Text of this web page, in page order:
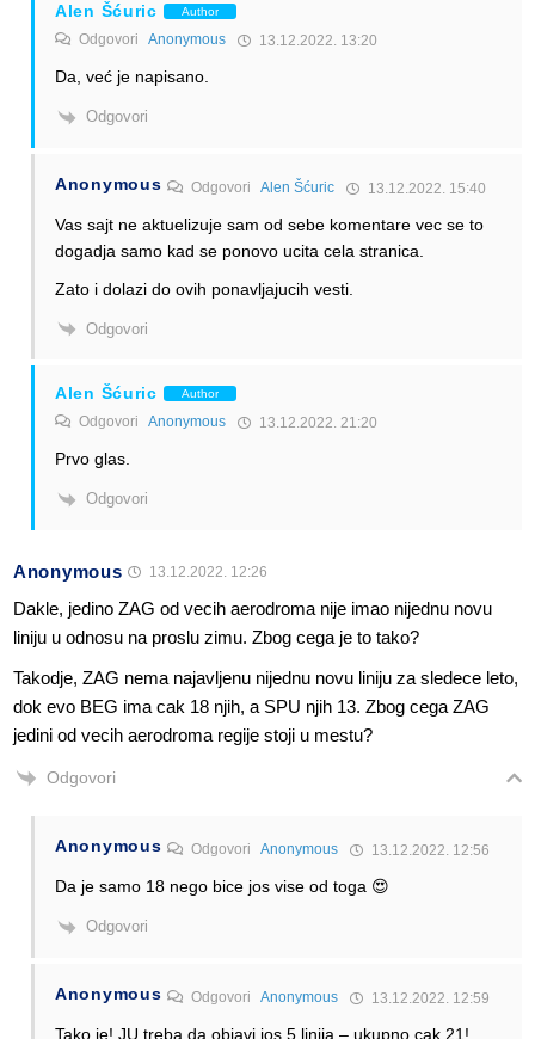
Alen Šćuric Author
Odgovori Anonymous 13.12.2022. 13:20
Da, već je napisano.
Odgovori
Anonymous OdgovoriAlen Šćuric 13.12.2022. 15:40
Vas sajt ne aktuelizuje sam od sebe komentare vec se to
dogadja samo kad se ponovo ucita cela stranica.
Zato i dolazi do ovih ponavljajucih vesti.
Odgovori
Alen Šćuric Author
Odgovori Anonymous 13.12.2022. 21:20
Prvo glas.
Odgovori
Anonymous 13.12.2022. 12:26
Dakle, jedino ZAG od vecih aerodroma nije imao nijednu novu
liniju u odnosu na proslu zimu. Zbog cega je to tako?
Takodje, ZAG nema najavljenu nijednu novu liniju za sledece leto,
dok evo BEG ima cak 18 njih, a SPU njih 13. Zbog cega ZAG
jedini od vecih aerodroma regije stoji u mestu?
Odgovori
Anonymous OdgovoriAnonymous 13.12.2022. 12:56
Da je samo 18 nego bice jos vise od toga 😍
Odgovori
Anonymous OdgovoriAnonymous 13.12.2022. 12:59
Tako je! JU treba da objavi jos 5 linija – ukupno cak 21!